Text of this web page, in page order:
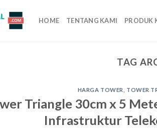
HOME TENTANG KAMI PRODUK
TAG
HARGA TOWER TOWER
Triangle 30cm x 5
Infrastruktur